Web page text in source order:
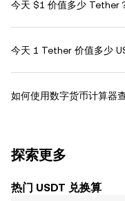
今天 $1 价值多少 Tether
今天 1 Tether 价值多少
如何使用数字货币计算器
探索更多
热门 USDT 兑换算